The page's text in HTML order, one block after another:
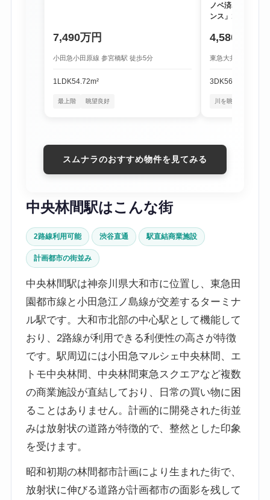
7,490万円
小田急小田原線 参宮橋駅 徒歩5分
1LDK54.72m²
最上階 眺望良好
ノベ済み物件「
ンス」1階
4,580万円
東急大井町線 尾山
3DK56.16m²
川を眺める暮らし
スムナラのおすすめ物件を見てみる
中央林間駅はこんな街
2路線利用可能 渋谷直通 駅直結商業施設
計画都市の街並み
中央林間駅は神奈川県大和市に位置し、東急田
園都市線と小田急江ノ島線が交差するターミナ
ル駅です。大和市北部の中心駅として機能して
おり、2路線が利用できる利便性の高さが特徴
です。駅周辺には小田急マルシェ中央林間、エ
トモ中央林間、中央林間東急スクエアなど複数
の商業施設が直結しており、日常の買い物に困
ることはありません。計画的に開発された街並
みは放射状の道路が特徴的で、整然とした印象
を受けます。
昭和初期の林間都市計画により生まれた街で、
放射状に伸びる道路が計画都市の面影を残して